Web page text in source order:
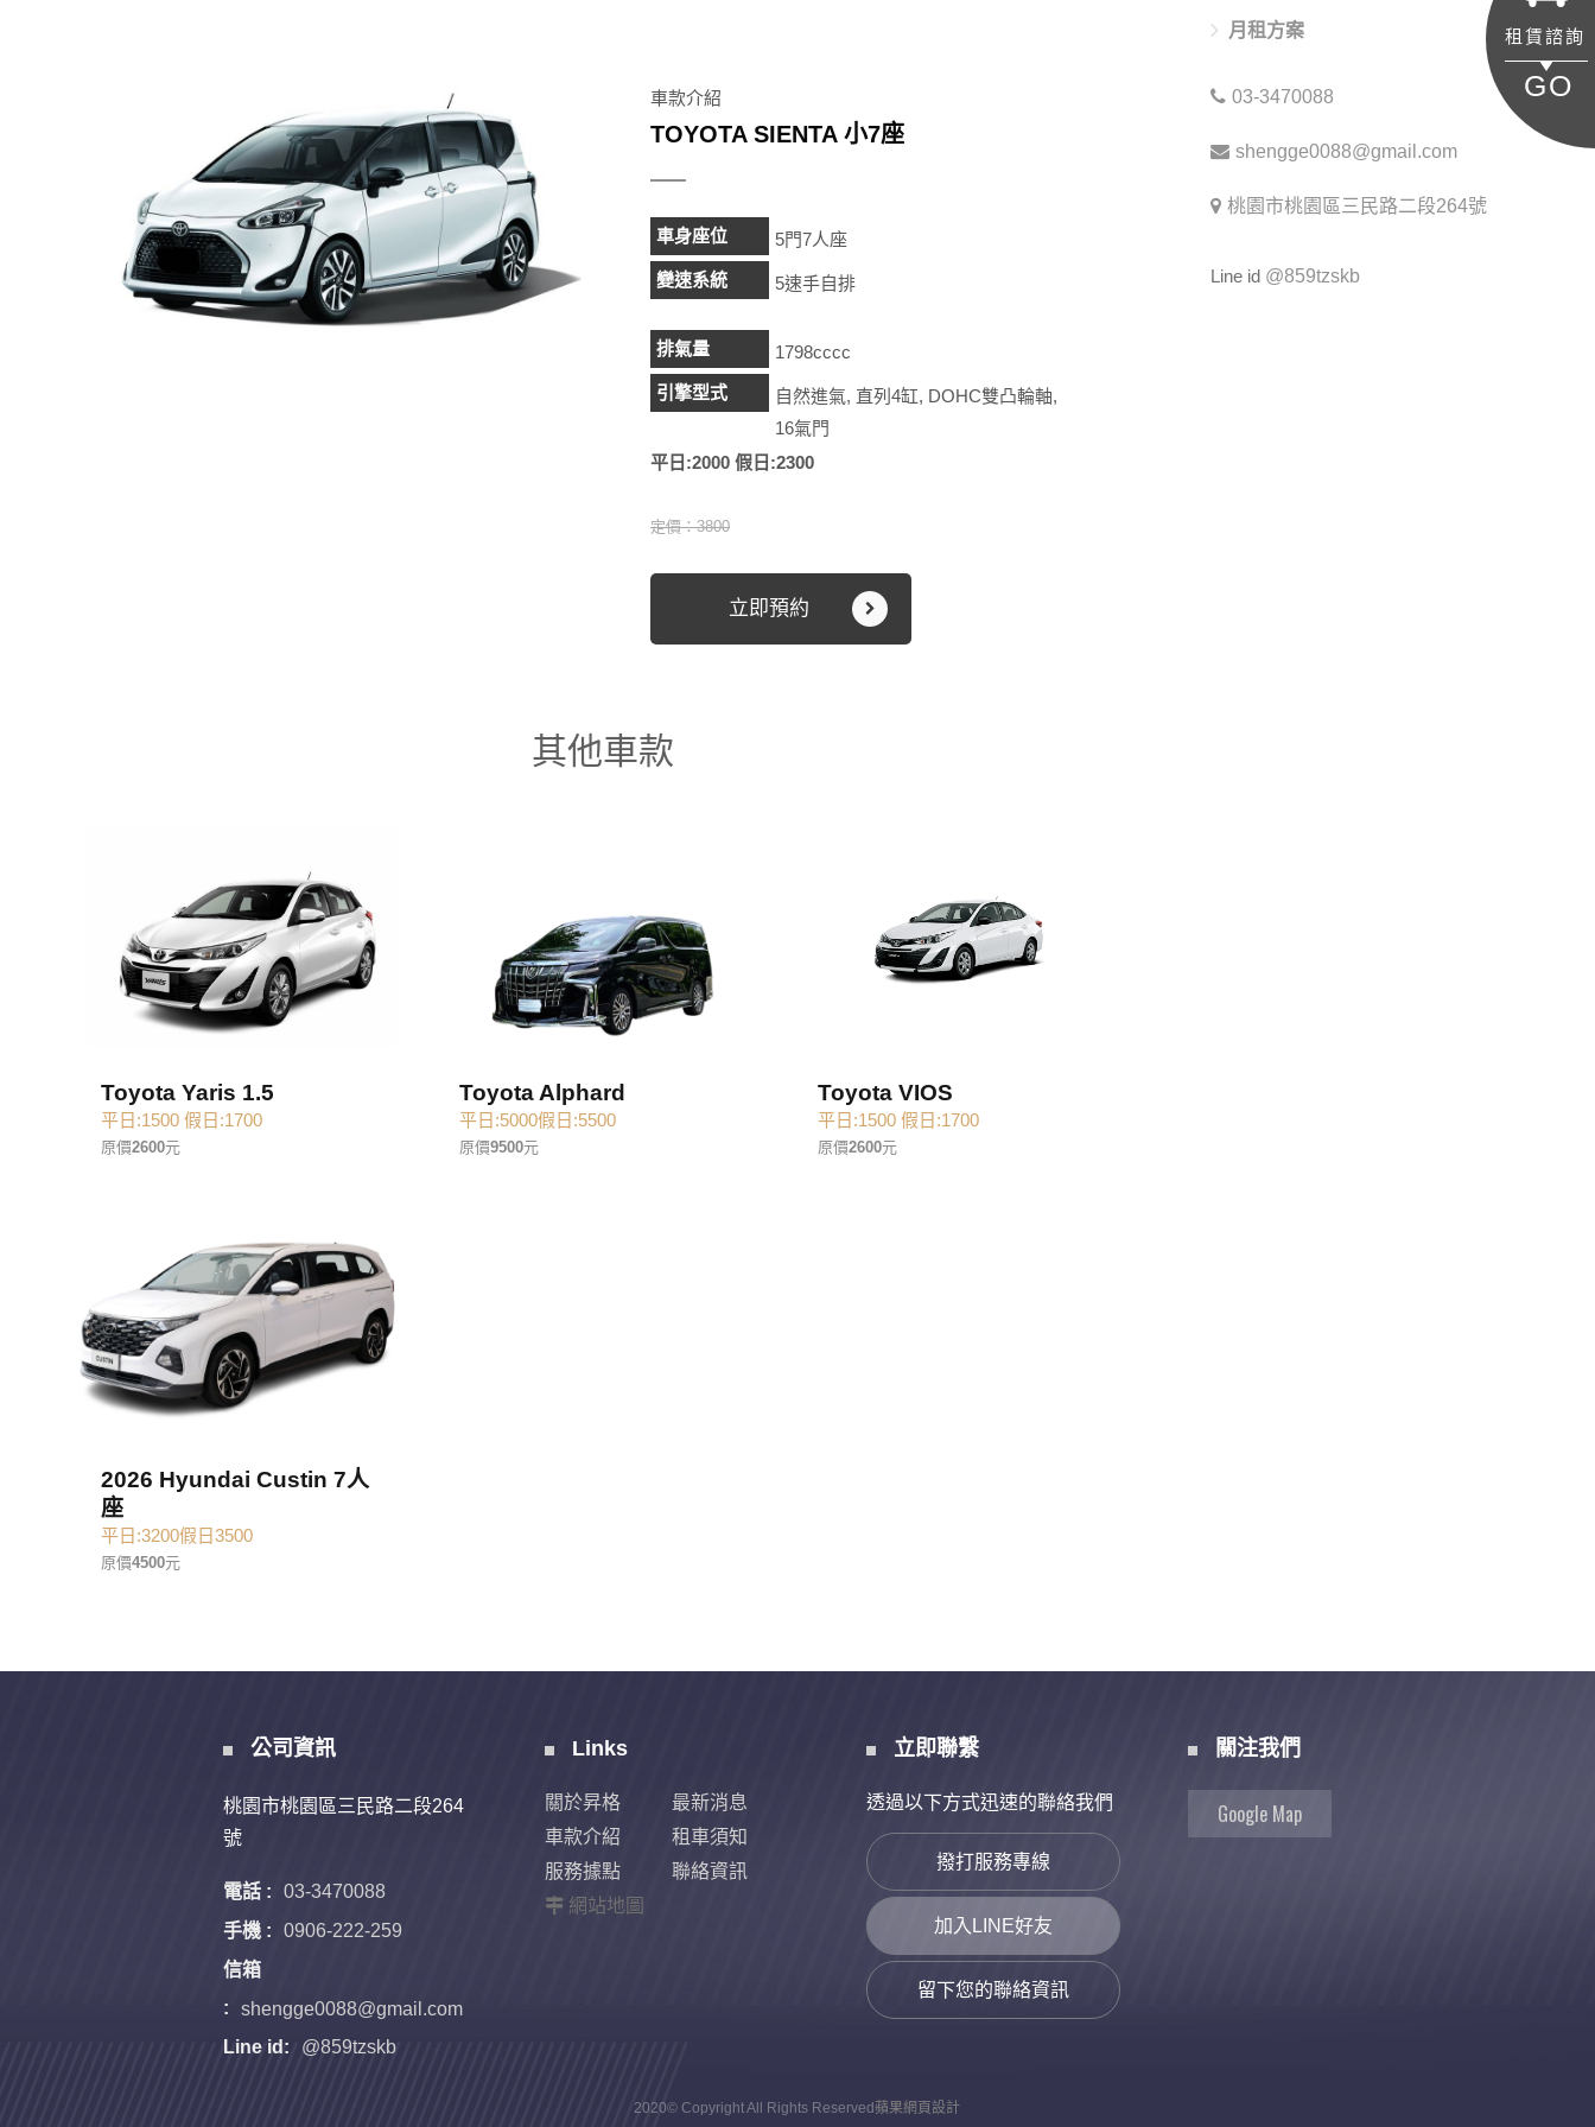
車款介紹
TOYOTA SIENTA 小7座
車身座位
5門7人座
變速系統
5速手自排
排氣量
1798cccc
引擎型式
自然進氣, 直列4缸, DOHC雙凸輪軸,
16氣門
平日:2000 假日:2300
定價：3800
立即預約
其他車款
Toyota Yaris 1.5
平日:1500 假日:1700
原價2600元
Toyota Alphard
平日:5000假日:5500
原價9500元
Toyota VIOS
平日:1500 假日:1700
原價2600元
2026 Hyundai Custin 7人
座
平日:3200假日3500
原價4500元
月租方案
03-3470088
shengge0088@gmail.com
桃園市桃園區三民路二段264號
Line id @859tzskb
租賃諮詢
GO
公司資訊
桃園市桃園區三民路二段264
號
電話 :
03-3470088
手機 :
0906-222-259
信箱
:
shengge0088@gmail.com
Line id:
@859tzskb
Links
關於昇格
最新消息
車款介紹
租車須知
服務據點
聯絡資訊
網站地圖
立即聯繫
透過以下方式迅速的聯絡我們
撥打服務專線
加入LINE好友
留下您的聯絡資訊
關注我們
Google Map
2020© Copyright All Rights Reserved 蘋果網頁設計